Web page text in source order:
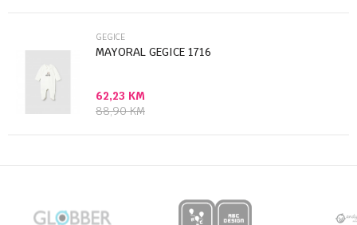
GEGICE
MAYORAL GEGICE 1716
62,23 KM
88,90KM